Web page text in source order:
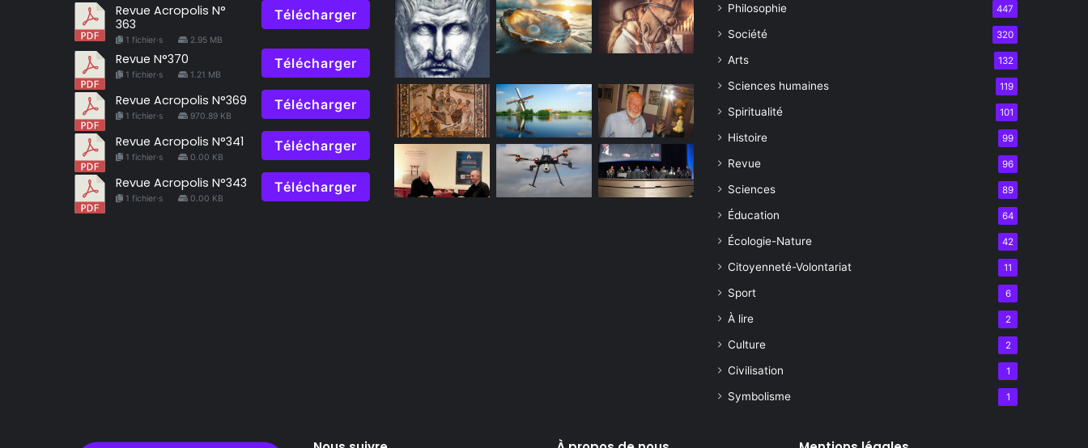
Revue Acropolis N°
363
1 fichier·s 2.95 MB
Télécharger
Revue N°370
1 fichier·s 1.21 MB
Télécharger
Revue Acropolis N°369
1 fichier·s 970.89 KB
Télécharger
Revue Acropolis N°341
1 fichier·s 0.00 KB
Télécharger
Revue Acropolis N°343
1 fichier·s 0.00 KB
Télécharger
Philosophie 447
Société 320
Arts 132
Sciences humaines 119
Spiritualité 101
Histoire 99
Revue 96
Sciences 89
Éducation 64
Écologie-Nature 42
Citoyenneté-Volontariat 11
Sport 6
À lire 2
Culture 2
Civilisation 1
Symbolisme 1